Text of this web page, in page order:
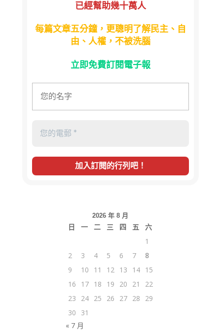
已經幫助幾十萬人
每篇文章五分鐘，更聰明了解民主、自
由、人權，不被洗腦
立即免費訂閱電子報
2026 年 8 月
日 一 二 三 四 五
六
1
2
3 4 5 6 7
8
9
10 11 12 13 14 15
16
17 18 19 20 21
22
23
24 25 26 27 28
29
30
31
« 7 月